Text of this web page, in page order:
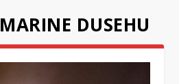
MARINE DUSEHU